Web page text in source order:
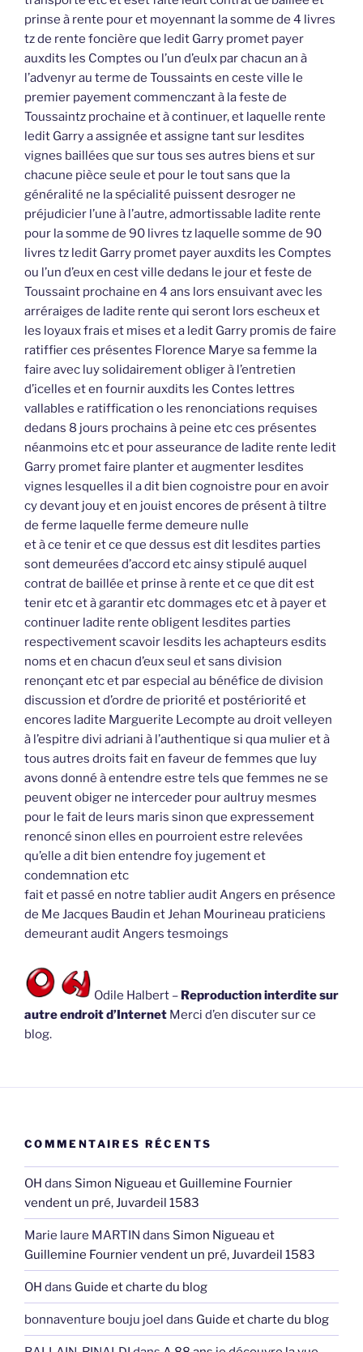
prinse à rente pour et moyennant la somme de 4 livres
tz de rente foncière que ledit Garry promet payer
auxdits les Comptes ou l’un d’eulx par chacun an à
l’advenyr au terme de Toussaints en ceste ville le
premier payement commenczant à la feste de
Toussaintz prochaine et à continuer, et laquelle rente
ledit Garry a assignée et assigne tant sur lesdites
vignes baillées que sur tous ses autres biens et sur
chacune pièce seule et pour le tout sans que la
généralité ne la spécialité puissent desroger ne
préjudicier l’une à l’autre, admortissable ladite rente
pour la somme de 90 livres tz laquelle somme de 90
livres tz ledit Garry promet payer auxdits les Comptes
ou l’un d’eux en cest ville dedans le jour et feste de
Toussaint prochaine en 4 ans lors ensuivant avec les
arréraiges de ladite rente qui seront lors escheux et
les loyaux frais et mises et a ledit Garry promis de faire
ratiffier ces présentes Florence Marye sa femme la
faire avec luy solidairement obliger à l’entretien
d’icelles et en fournir auxdits les Contes lettres
vallables e ratiffication o les renonciations requises
dedans 8 jours prochains à peine etc ces présentes
néanmoins etc et pour asseurance de ladite rente ledit
Garry promet faire planter et augmenter lesdites
vignes lesquelles il a dit bien cognoistre pour en avoir
cy devant jouy et en jouist encores de présent à tiltre
de ferme laquelle ferme demeure nulle
et à ce tenir et ce que dessus est dit lesdites parties
sont demeurées d’accord etc ainsy stipulé auquel
contrat de baillée et prinse à rente et ce que dit est
tenir etc et à garantir etc dommages etc et à payer et
continuer ladite rente obligent lesdites parties
respectivement scavoir lesdits les achapteurs esdits
noms et en chacun d’eux seul et sans division
renonçant etc et par especial au bénéfice de division
discussion et d’ordre de priorité et postériorité et
encores ladite Marguerite Lecompte au droit velleyen
à l’espitre divi adriani à l’authentique si qua mulier et à
tous autres droits fait en faveur de femmes que luy
avons donné à entendre estre tels que femmes ne se
peuvent obiger ne interceder pour aultruy mesmes
pour le fait de leurs maris sinon que expressement
renoncé sinon elles en pourroient estre relevées
qu’elle a dit bien entendre foy jugement et
condemnation etc
fait et passé en notre tablier audit Angers en présence
de Me Jacques Baudin et Jehan Mourineau praticiens
demeurant audit Angers tesmoings
Odile Halbert – Reproduction interdite sur
autre endroit d’Internet Merci d’en discuter sur ce
blog.
COMMENTAIRES RÉCENTS
OH dans Simon Nigueau et Guillemine Fournier
vendent un pré, Juvardeil 1583
Marie laure MARTIN dans Simon Nigueau et
Guillemine Fournier vendent un pré, Juvardeil 1583
OH dans Guide et charte du blog
bonnaventure bouju joel dans Guide et charte du blog